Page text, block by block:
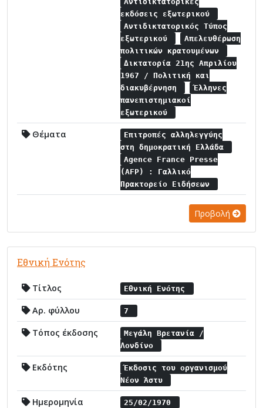
εκδόσεις εξωτερικού
Αντιδικτατορικός Τύπος
εξωτερικού
Απελευθέρωση
πολιτικών κρατουμένων
Δικτατορία 21ης Απριλίου
1967 / Πολιτική και
διακυβέρνηση
Έλληνες
πανεπιστημιακοί
εξωτερικού
Θέματα
Επιτροπές αλληλεγγύης
στη δημοκρατική Ελλάδα
Agence France Presse
(AFP) : Γαλλικό
Πρακτορείο Ειδήσεων
Προβολή
Εθνική Ενότης
Τίτλος Εθνική Ενότης
Αρ. φύλλου 7
Τόπος έκδοσης
Μεγάλη Βρετανία /
Λονδίνο
Εκδότης
Έκδοσις του οργανισμού
Νέον Άστυ
Ημερομηνία 25/02/1970